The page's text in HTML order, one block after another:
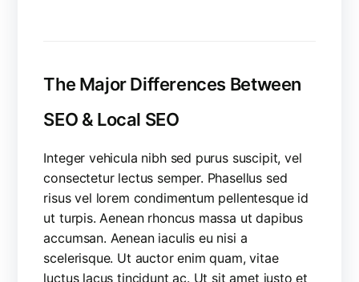
The Major Differences Between
SEO & Local SEO
Integer vehicula nibh sed purus suscipit, vel
consectetur lectus semper. Phasellus sed
risus vel lorem condimentum pellentesque id
ut turpis. Aenean rhoncus massa ut dapibus
accumsan. Aenean iaculis eu nisi a
scelerisque. Ut auctor enim quam, vitae
luctus lacus tincidunt ac. Ut sit amet justo et